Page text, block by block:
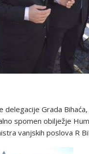
Grada
spomen obilježje
vanjskih poslova R